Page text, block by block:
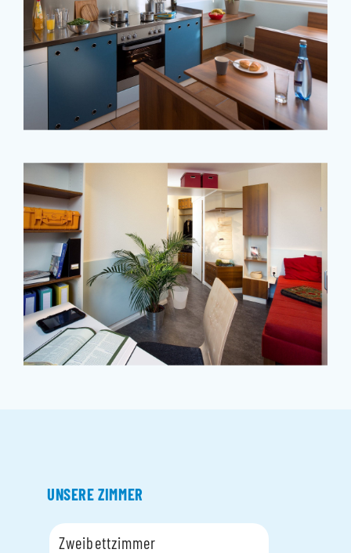
UNSERE ZIMMER
Zweibettzimmer